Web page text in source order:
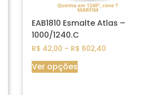
EAB1810 Esmalte Atlas –
1000/1240.C
R$ 42,00 – R$ 602,40
Ver opções